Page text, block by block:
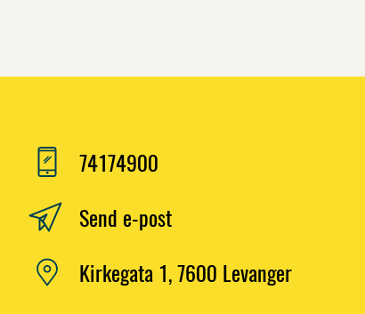
74174900
Send e-post
Kirkegata 1, 7600 Levanger